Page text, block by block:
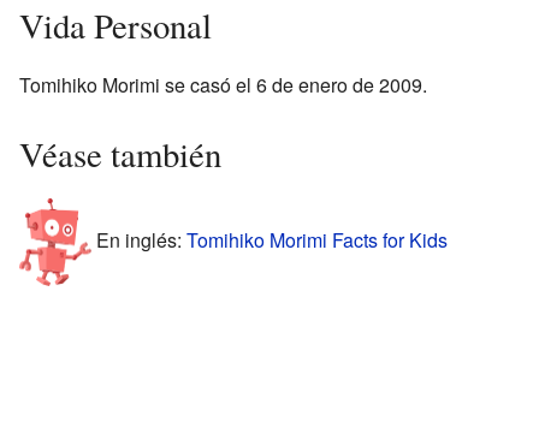
Vida Personal
Tomihiko Morimi se casó el 6 de enero de 2009.
Véase también
En inglés: Tomihiko Morimi Facts for Kids